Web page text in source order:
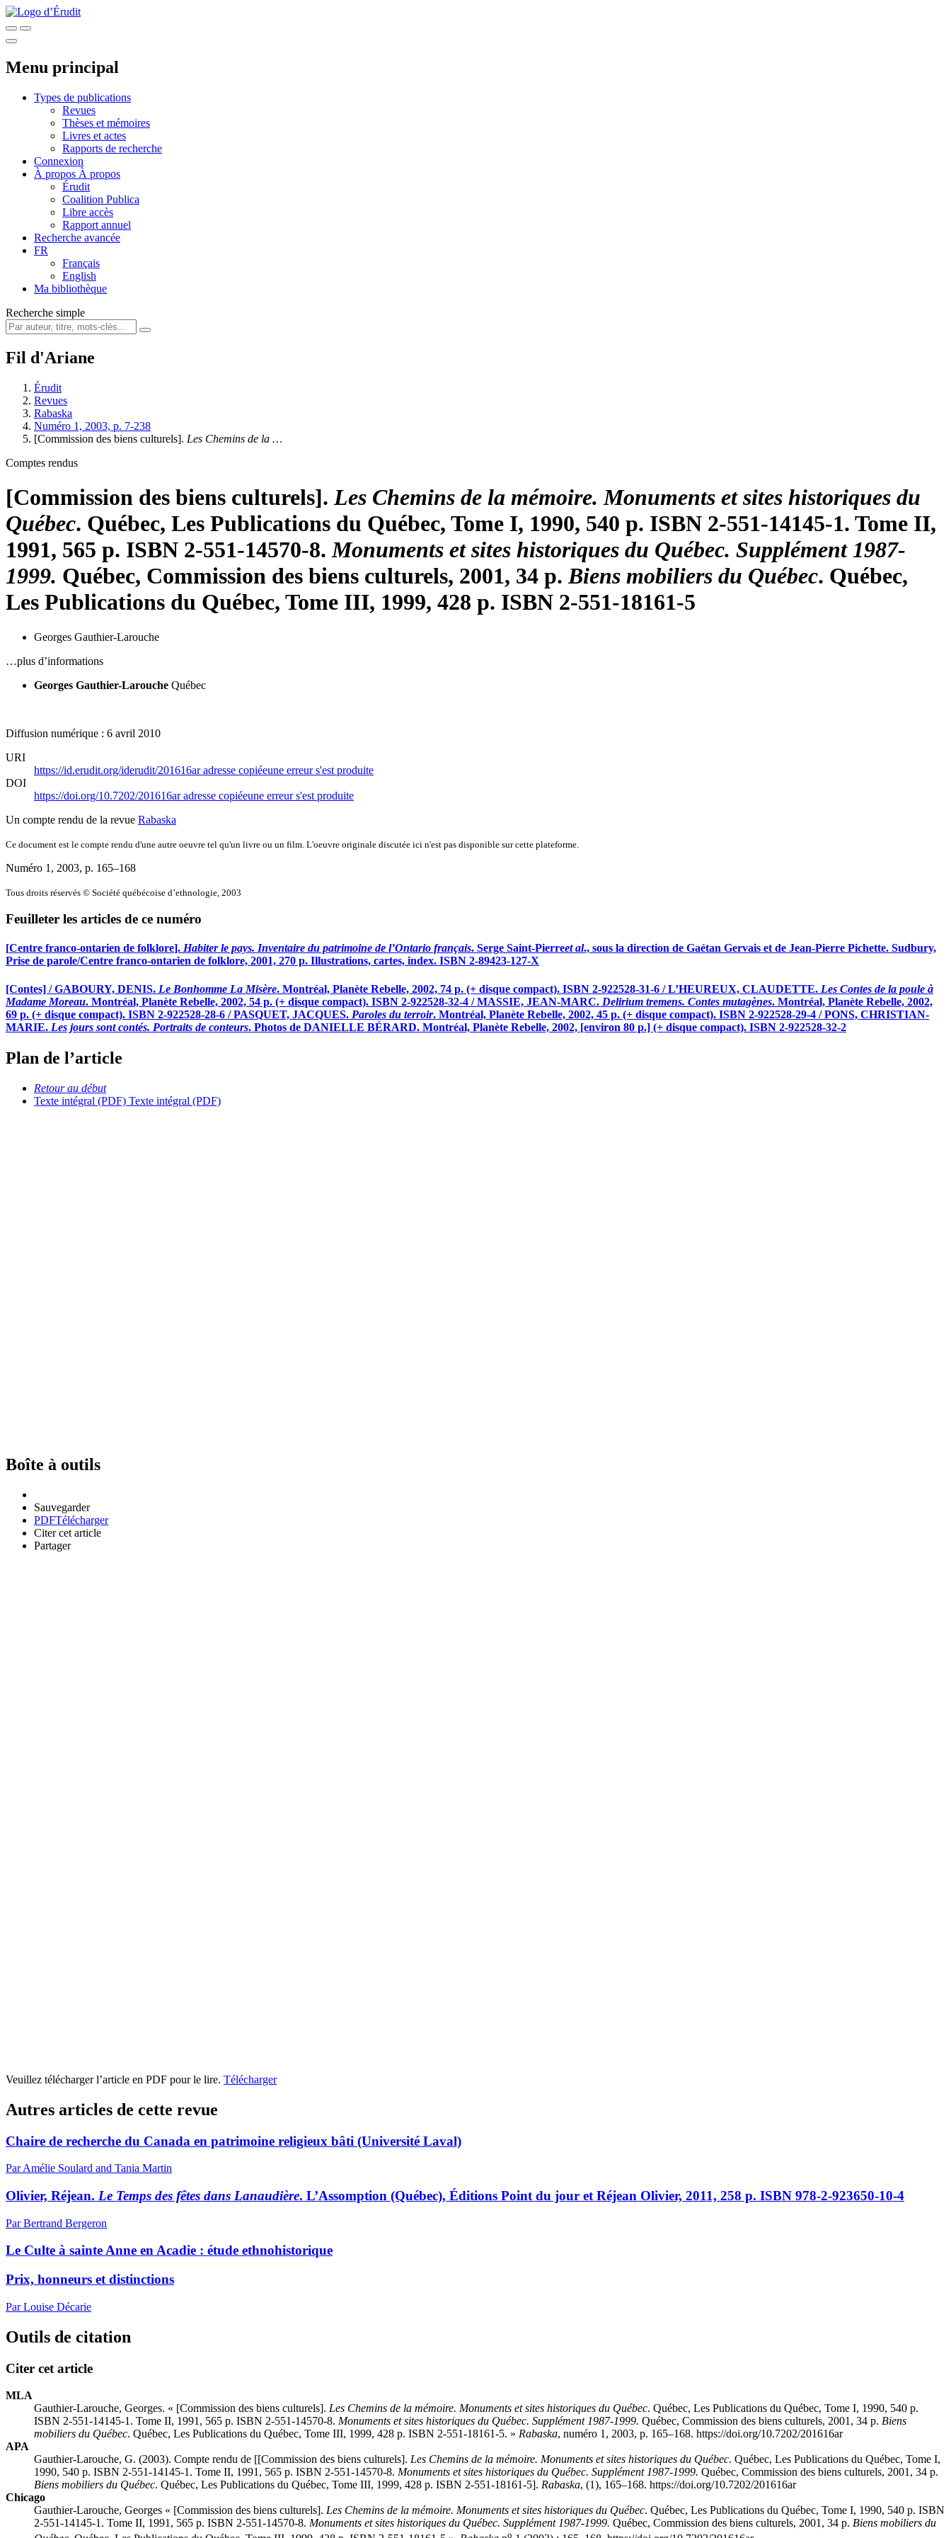
Menu principal
Types de publications
Revues
Thèses et mémoires
Livres et actes
Rapports de recherche
Connexion
À propos À propos
Érudit
Coalition Publica
Libre accès
Rapport annuel
Recherche avancée
FR
Français
English
Ma bibliothèque
Recherche simple
Fil d'Ariane
Érudit
Revues
Rabaska
Numéro 1, 2003, p. 7-238
[Commission des biens culturels]. Les Chemins de la …
Comptes rendus
[Commission des biens culturels]. Les Chemins de la mémoire. Monuments et sites historiques du
Québec. Québec, Les Publications du Québec, Tome I, 1990, 540 p. ISBN 2-551-14145-1. Tome II,
1991, 565 p. ISBN 2-551-14570-8. Monuments et sites historiques du Québec. Supplément 1987-
1999. Québec, Commission des biens culturels, 2001, 34 p. Biens mobiliers du Québec. Québec,
Les Publications du Québec, Tome III, 1999, 428 p. ISBN 2-551-18161-5
Georges Gauthier-Larouche
…plus d’informations
Georges Gauthier-Larouche Québec
Diffusion numérique : 6 avril 2010
URI
https://id.erudit.org/iderudit/201616aradresse copiéeune erreur s'est produite
DOI
https://doi.org/10.7202/201616aradresse copiéeune erreur s'est produite
Un compte rendu de la revue Rabaska
Ce document est le compte rendu d'une autre oeuvre tel qu'un livre ou un film. L'oeuvre originale discutée ici n'est pas disponible sur cette plateforme.
Numéro 1, 2003, p. 165–168
Tous droits réservés © Société québécoise d’ethnologie, 2003
Feuilleter les articles de ce numéro
[Centre franco-ontarien de folklore]. Habiter le pays. Inventaire du patrimoine de l’Ontario français. Serge Saint-Pierreet al., sous la direction de Gaétan Gervais et de Jean-Pierre Pichette. Sudbury,
Prise de parole/Centre franco-ontarien de folklore, 2001, 270 p. Illustrations, cartes, index. ISBN 2-89423-127-X
[Contes] / GABOURY, DENIS. Le Bonhomme La Misère. Montréal, Planète Rebelle, 2002, 74 p. (+ disque compact). ISBN 2-922528-31-6 / L’HEUREUX, CLAUDETTE. Les Contes de la poule à
Madame Moreau. Montréal, Planète Rebelle, 2002, 54 p. (+ disque compact). ISBN 2-922528-32-4 / MASSIE, JEAN-MARC. Delirium tremens. Contes mutagènes. Montréal, Planète Rebelle, 2002,
69 p. (+ disque compact). ISBN 2-922528-28-6 / PASQUET, JACQUES. Paroles du terroir. Montréal, Planète Rebelle, 2002, 45 p. (+ disque compact). ISBN 2-922528-29-4 / PONS, CHRISTIAN-
MARIE. Les jours sont contés. Portraits de conteurs. Photos de DANIELLE BÉRARD. Montréal, Planète Rebelle, 2002, [environ 80 p.] (+ disque compact). ISBN 2-922528-32-2
Plan de l’article
Retour au début
Texte intégral (PDF) Texte intégral (PDF)
Boîte à outils
Sauvegarder
PDFTélécharger
Citer cet article
Partager
Veuillez télécharger l’article en PDF pour le lire. Télécharger
Autres articles de cette revue
Chaire de recherche du Canada en patrimoine religieux bâti (Université Laval)
Par Amélie Soulard and Tania Martin
Olivier, Réjean. Le Temps des fêtes dans Lanaudière. L’Assomption (Québec), Éditions Point du jour et Réjean Olivier, 2011, 258 p. ISBN 978-2-923650-10-4
Par Bertrand Bergeron
Le Culte à sainte Anne en Acadie : étude ethnohistorique
Prix, honneurs et distinctions
Par Louise Décarie
Outils de citation
Citer cet article
MLA
Gauthier-Larouche, Georges. « [Commission des biens culturels]. Les Chemins de la mémoire. Monuments et sites historiques du Québec. Québec, Les Publications du Québec, Tome I, 1990, 540 p.
ISBN 2-551-14145-1. Tome II, 1991, 565 p. ISBN 2-551-14570-8. Monuments et sites historiques du Québec. Supplément 1987-1999. Québec, Commission des biens culturels, 2001, 34 p. Biens
mobiliers du Québec. Québec, Les Publications du Québec, Tome III, 1999, 428 p. ISBN 2-551-18161-5. » Rabaska, numéro 1, 2003, p. 165–168. https://doi.org/10.7202/201616ar
APA
Gauthier-Larouche, G. (2003). Compte rendu de [[Commission des biens culturels]. Les Chemins de la mémoire. Monuments et sites historiques du Québec. Québec, Les Publications du Québec, Tome I,
1990, 540 p. ISBN 2-551-14145-1. Tome II, 1991, 565 p. ISBN 2-551-14570-8. Monuments et sites historiques du Québec. Supplément 1987-1999. Québec, Commission des biens culturels, 2001, 34 p.
Biens mobiliers du Québec. Québec, Les Publications du Québec, Tome III, 1999, 428 p. ISBN 2-551-18161-5]. Rabaska, (1), 165–168. https://doi.org/10.7202/201616ar
Chicago
Gauthier-Larouche, Georges « [Commission des biens culturels]. Les Chemins de la mémoire. Monuments et sites historiques du Québec. Québec, Les Publications du Québec, Tome I, 1990, 540 p. ISBN
2-551-14145-1. Tome II, 1991, 565 p. ISBN 2-551-14570-8. Monuments et sites historiques du Québec. Supplément 1987-1999. Québec, Commission des biens culturels, 2001, 34 p. Biens mobiliers du
o